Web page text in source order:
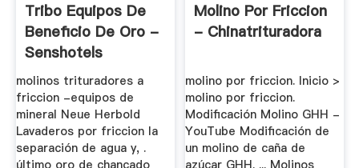
Tribo Equipos De
Beneficio De Oro -
Senshotels
molinos trituradores a
friccion -equipos de
mineral Neue Herbold
Lavaderos por friccion la
separación de agua y, .
Molino Por Friccion
- Chinatrituradora
molino por friccion. Inicio >
molino por friccion.
Modificación Molino GHH -
YouTube Modificación de
un molino de caña de